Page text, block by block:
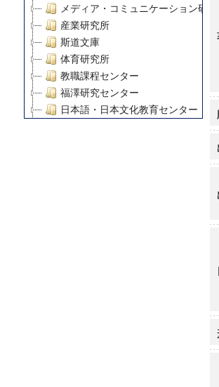
メディア・コミュニケーション研究
産業研究所
斯道文庫
体育研究所
教職課程センター
福澤研究センター
日本語・日本文化教育センター
慶應義塾大学グローバルCOEプロ
慶應義塾大学グローバルCOEプロ
博士課程教育リーディングプログ